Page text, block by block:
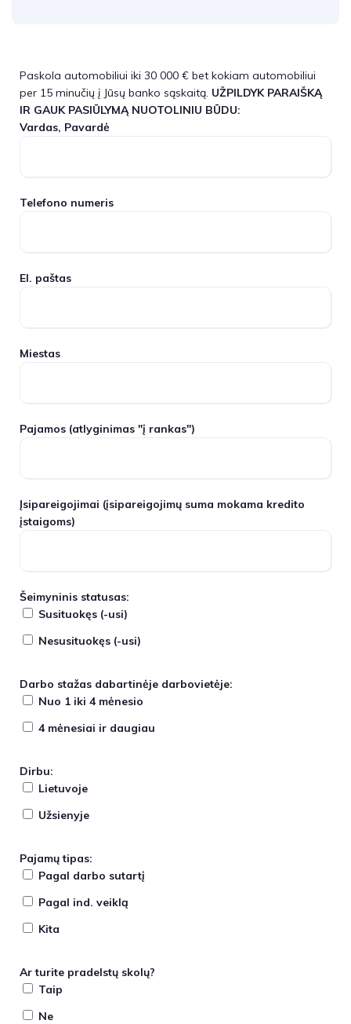
Paskola automobiliui iki 30 000 € bet kokiam automobiliui
per 15 minučių į Jūsų banko sąskaitą. UŽPILDYK PARAIŠKĄ
IR GAUK PASIŪLYMĄ NUOTOLINIU BŪDU:
Vardas, Pavardė
Telefono numeris
El. paštas
Miestas
Pajamos (atlyginimas "į rankas")
Įsipareigojimai (įsipareigojimų suma mokama kredito
įstaigoms)
Šeimyninis statusas:
Susituokęs (-usi)
Nesusituokęs (-usi)
Darbo stažas dabartinėje darbovietėje:
Nuo 1 iki 4 mėnesio
4 mėnesiai ir daugiau
Dirbu:
Lietuvoje
Užsienyje
Pajamų tipas:
Pagal darbo sutartį
Pagal ind. veiklą
Kita
Ar turite pradelstų skolų?
Taip
Ne